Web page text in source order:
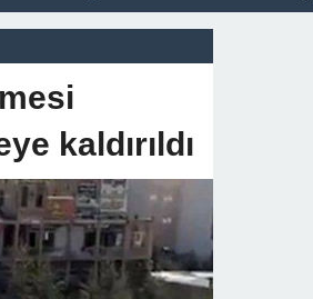
kaldırıldı